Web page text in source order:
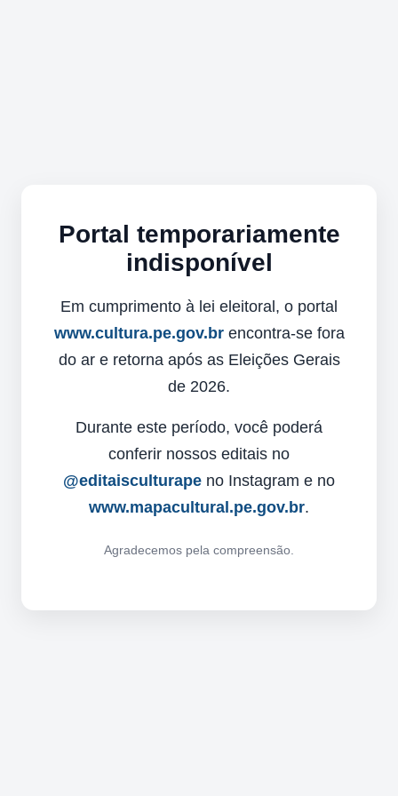
Portal temporariamente
indisponível
Em cumprimento à lei eleitoral, o portal
www.cultura.pe.gov.brencontra-se fora
do ar e retorna após as Eleições Gerais
de 2026.
Durante este período, você poderá
conferir nossos editais no
@editaisculturape no Instagram e no
www.mapacultural.pe.gov.br.
Agradecemos pela compreensão.